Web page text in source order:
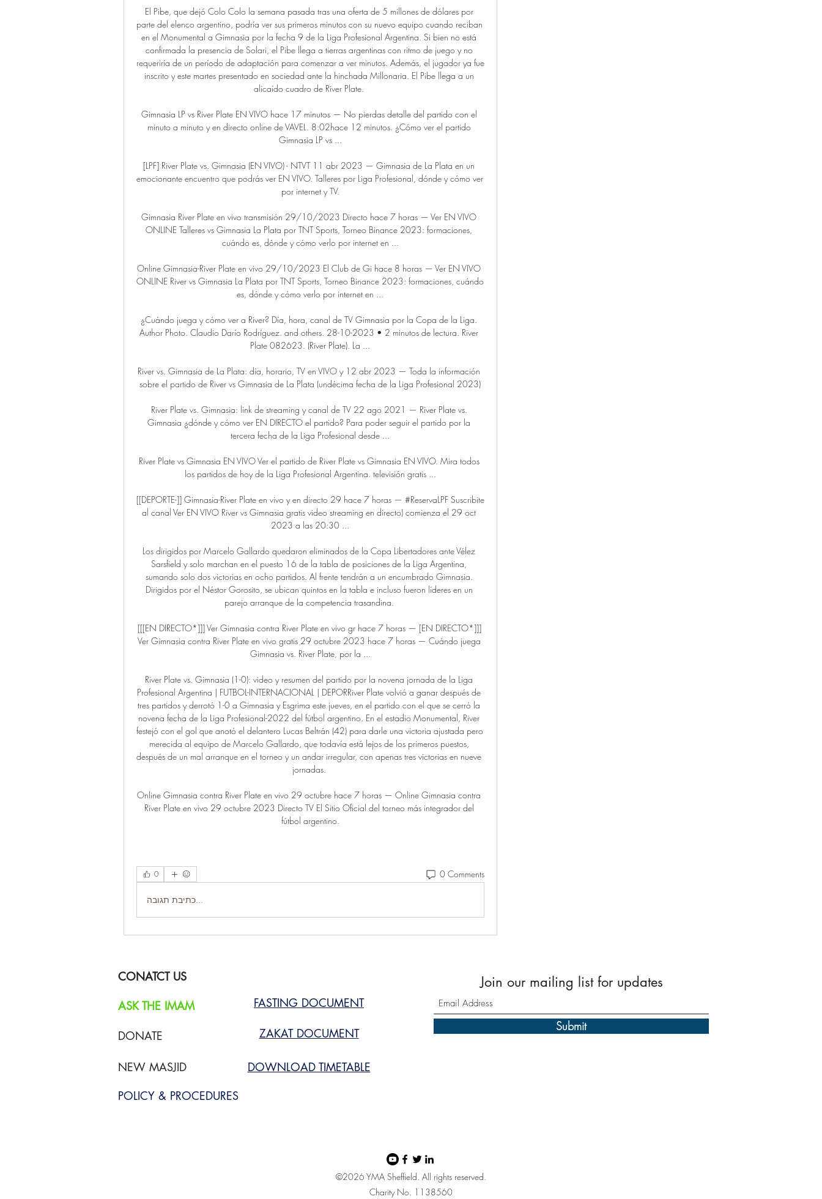
El Pibe, que dejó Colo Colo la semana pasada tras una oferta de 5 millones de dólares por
parte del elenco argentino, podría ver sus primeros minutos con su nuevo equipo cuando reciban
en el Monumental a Gimnasia por la fecha 9 de la Liga Profesional Argentina. Si bien no está
confirmada la presencia de Solari, el Pibe llega a tierras argentinas con ritmo de juego y no
requeriría de un período de adaptación para comenzar a ver minutos. Además, el jugador ya fue
inscrito y este martes presentado en sociedad ante la hinchada Millonaria. El Pibe llega a un
alicaído cuadro de River Plate.
Gimnasia LP vs River Plate EN VIVO hace 17 minutos — No pierdas detalle del partido con el
minuto a minuto y en directo online de VAVEL. 8:02hace 12 minutos. ¿Cómo ver el partido
Gimnasia LP vs ...
[LPF] River Plate vs. Gimnasia (EN VIVO) - NTVT 11 abr 2023 — Gimnasia de La Plata en un
emocionante encuentro que podrás ver EN VIVO. Talleres por Liga Profesional, dónde y cómo ver
por internet y TV.
Gimnasia River Plate en vivo transmisión 29/10/2023 Directo hace 7 horas — Ver EN VIVO
ONLINE Talleres vs Gimnasia La Plata por TNT Sports, Torneo Binance 2023: formaciones,
cuándo es, dónde y cómo verlo por internet en ...
Online Gimnasia-River Plate en vivo 29/10/2023 El Club de Gi hace 8 horas — Ver EN VIVO
ONLINE River vs Gimnasia La Plata por TNT Sports, Torneo Binance 2023: formaciones, cuándo
es, dónde y cómo verlo por internet en ...
¿Cuándo juega y cómo ver a River? Día, hora, canal de TV Gimnasia por la Copa de la Liga.
Author Photo. Claudio Darío Rodríguez. and others. 28-10-2023 • 2 minutos de lectura. River
Plate 082623. (River Plate). La ...
River vs. Gimnasia de La Plata: día, horario, TV en VIVO y 12 abr 2023 — Toda la información
sobre el partido de River vs Gimnasia de La Plata (undécima fecha de la Liga Profesional 2023)
River Plate vs. Gimnasia: link de streaming y canal de TV 22 ago 2021 — River Plate vs.
Gimnasia ¿dónde y cómo ver EN DIRECTO el partido? Para poder seguir el partido por la
tercera fecha de la Liga Profesional desde ...
River Plate vs Gimnasia EN VIVO Ver el partido de River Plate vs Gimnasia EN VIVO. Mira todos
los partidos de hoy de la Liga Profesional Argentina. televisión gratis ...
[[DEPORTE-]] Gimnasia-River Plate en vivo y en directo 29 hace 7 horas — #ReservaLPF Suscribite
al canal Ver EN VIVO River vs Gimnasia gratis video streaming en directo) comienza el 29 oct
2023 a las 20:30 ...
Los dirigidos por Marcelo Gallardo quedaron eliminados de la Copa Libertadores ante Vélez
Sarsfield y solo marchan en el puesto 16 de la tabla de posiciones de la Liga Argentina,
sumando solo dos victorias en ocho partidos. Al frente tendrán a un encumbrado Gimnasia.
Dirigidos por el Néstor Gorosito, se ubican quintos en la tabla e incluso fueron líderes en un
parejo arranque de la competencia trasandina.
[[[EN DIRECTO*]]] Ver Gimnasia contra River Plate en vivo gr hace 7 horas — [EN DIRECTO*]]]
Ver Gimnasia contra River Plate en vivo gratis 29 octubre 2023 hace 7 horas — Cuándo juega
Gimnasia vs. River Plate, por la ...
River Plate vs. Gimnasia (1-0): video y resumen del partido por la novena jornada de la Liga
Profesional Argentina | FUTBOL-INTERNACIONAL | DEPORRiver Plate volvió a ganar después de
tres partidos y derrotó 1-0 a Gimnasia y Esgrima este jueves, en el partido con el que se cerró la
novena fecha de la Liga Profesional-2022 del fútbol argentino. En el estadio Monumental, River
festejó con el gol que anotó el delantero Lucas Beltrán (42) para darle una victoria ajustada pero
merecida al equipo de Marcelo Gallardo, que todavía está lejos de los primeros puestos,
después de un mal arranque en el torneo y un andar irregular, con apenas tres victorias en nueve
jornadas.
Online Gimnasia contra River Plate en vivo 29 octubre hace 7 horas — Online Gimnasia contra
River Plate en vivo 29 octubre 2023 Directo TV El Sitio Oficial del torneo más integrador del
fútbol argentino.
0 0 Comments
כתיבת תגובה...
CONATCT US
ASK THE IMAM
DONATE
NEW MASJID
FASTING DOCUMENT
ZAKAT DOCUMENT
DOWNLOAD TIMETABLE
Join our mailing list for updates
Submit
POLICY & PROCEDURES
©2026 YMA Sheffield. All rights reserved.
Charity No. 1138560